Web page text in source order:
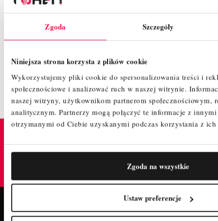
Zgoda Szczegóły
Niniejsza strona korzysta z plików cookie
Wykorzystujemy pliki cookie do spersonalizowania treści i
społecznościowe i analizować ruch w naszej witrynie.
naszej witryny, użytkownikom partnerom społecznościowym,
analitycznym. Partnerzy mogą połączyć te informacje z
otrzymanymi od Ciebie uzyskanymi podczas korzystania z ich
Zgoda na wszystkie
Ustaw preferencje
STOPY NA MIĘKKIE PODŁOŻE DRABEX
Fanpage